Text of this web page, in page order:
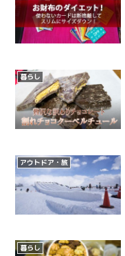
暮らし
アウトドア・旅
暮らし